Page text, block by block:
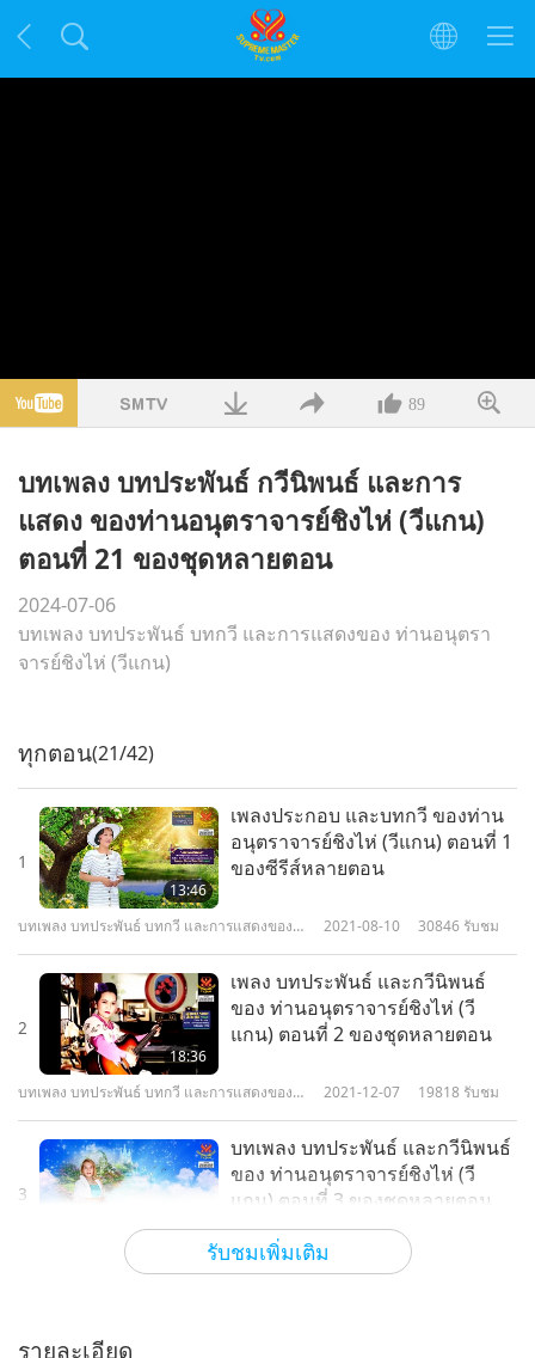
89
บทเพลง บทประพันธ์ กวีนิพนธ์ และการ
แสดง ของท่านอนุตราจารย์ชิงไห่ (วีแกน)
ตอนที่ 21 ของชุดหลายตอน
2024-07-06
บทเพลง บทประพันธ์ บทกวี และการแสดงของ ท่านอนุตรา
จารย์ชิงไห่ (วีแกน)
รับชมเพิ่มเติม
ทุกตอน(21/42)
1
13:46
เพลงประกอบ และบทกวี ของท่าน
อนุตราจารย์ชิงไห่ (วีแกน) ตอนที่ 1
ของซีรีส์หลายตอน
บทเพลง บทประพันธ์ บทกวี และการแสดงของ
2021-08-10 30846 รับชม
2
18:36
เพลง บทประพันธ์ และกวีนิพนธ์
ของ ท่านอนุตราจารย์ชิงไห่ (วี
แกน) ตอนที่ 2 ของชุดหลายตอน
บทเพลง บทประพันธ์ บทกวี และการแสดงของ
2021-12-07 19818 รับชม
3
บทเพลง บทประพันธ์ และกวีนิพนธ์
ของ ท่านอนุตราจารย์ชิงไห่ (วี
แกน) ตอนที่ 3 ของชุดหลายตอน
บทเพลง บทประพันธ์ บทกวี และการแสดงของ
ท่านอนุตราจารย์ชิงไห่ (วีแกน)
2022-01-01
รายละเอียด